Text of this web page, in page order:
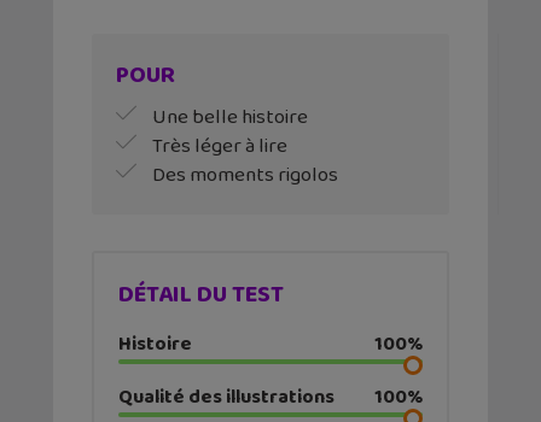
POUR
Une belle histoire
Très léger à lire
Des moments rigolos
DÉTAIL DU TEST
Histoire
100%
Qualité des illustrations
100%